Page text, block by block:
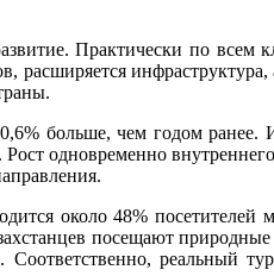
Практически по
расширяется
больше, чем годом ранее.
одновременно
около 48%
посещают
реальный